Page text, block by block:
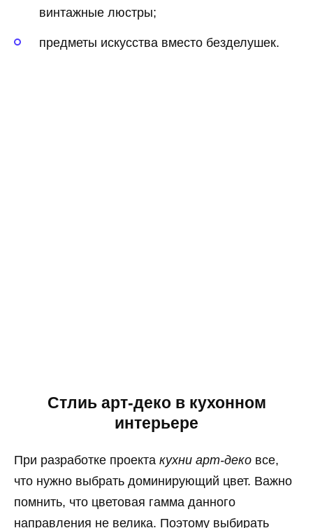
винтажные люстры;
предметы искусства вместо безделушек.
Стлиь арт-деко в кухонном
интерьере
При разработке проекта кухни арт-деко все,
что нужно выбрать доминирующий цвет. Важно
помнить, что цветовая гамма данного
направления не велика. Поэтому выбирать